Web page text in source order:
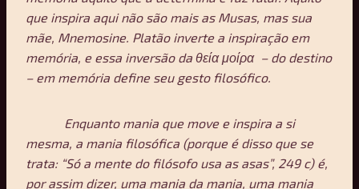
que inspira aqui não são mais as Musas, mas sua
mãe, Mnemosine. Platão inverte a inspiração em
memória, e essa inversão da θεία μοίρα – do destino
– em memória define seu gesto filosófico.
Enquanto mania que move e inspira a si
mesma, a mania filosófica (porque é disso que se
trata: “Só a mente do filósofo usa as asas”, 249 c) é,
por assim dizer, uma mania da mania, uma mania